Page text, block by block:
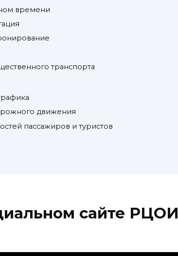
времени
транспорта
движения
пассажиров и туристов
сайте РЦОИ